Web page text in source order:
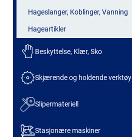
Hageslanger, Koblinger, Vanning
Hageartikler
Beskyttelse, Klær, Sko
Skjærende og holdende verktøy
Slipermateriell
Stasjonære maskiner